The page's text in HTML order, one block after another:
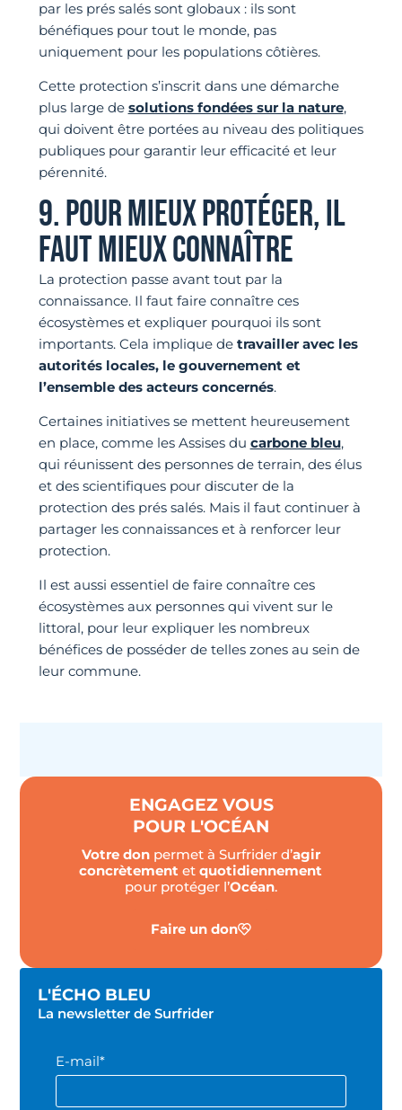
par les prés salés sont globaux : ils sont
bénéfiques pour tout le monde, pas
uniquement pour les populations côtières.
Cette protection s’inscrit dans une démarche
plus large de solutions fondées sur la nature,
qui doivent être portées au niveau des politiques
publiques pour garantir leur efficacité et leur
pérennité.
9. POUR MIEUX PROTÉGER, IL
FAUT MIEUX CONNAÎTRE
La protection passe avant tout par la
connaissance. Il faut faire connaître ces
écosystèmes et expliquer pourquoi ils sont
importants. Cela implique de travailler avec les
autorités locales, le gouvernement et
l’ensemble des acteurs concernés.
Certaines initiatives se mettent heureusement
en place, comme les Assises du carbone bleu,
qui réunissent des personnes de terrain, des élus
et des scientifiques pour discuter de la
protection des prés salés. Mais il faut continuer à
partager les connaissances et à renforcer leur
protection.
Il est aussi essentiel de faire connaître ces
écosystèmes aux personnes qui vivent sur le
littoral, pour leur expliquer les nombreux
bénéfices de posséder de telles zones au sein de
leur commune.
ENGAGEZ VOUS
POUR L'OCÉAN
Votre donpermet à Surfrider d’agir
concrètement etquotidiennement
pour protéger l’Océan.
Faire un don
L'ÉCHO BLEU
La newsletter de Surfrider
E-mail*